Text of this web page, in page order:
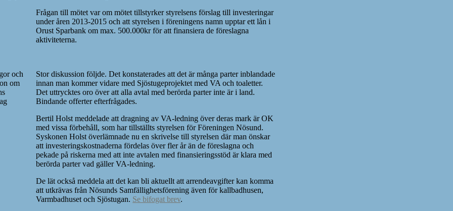
Frågan till mötet var om mötet tillstyrker styrelsens förslag till investeringar
under åren 2013-2015 och att styrelsen i föreningens namn upptar ett lån i
Orust Sparbank om max. 500.000kr för att finansiera de föreslagna
aktiviteterna.
och
om
Stor diskussion följde. Det konstaterades att det är många parter inblandade
innan man kommer vidare med Sjöstugeprojektet med VA och toaletter.
Det uttrycktes oro över att alla avtal med berörda parter inte är i land.
Bindande offerter efterfrågades.
Bertil Holst meddelade att dragning av VA-ledning över deras mark är OK
med vissa förbehåll, som har tillställts styrelsen för Föreningen Nösund.
Syskonen Holst överlämnade nu en skrivelse till styrelsen där man önskar
att investeringskostnaderna fördelas över fler år än de föreslagna och
pekade på riskerna med att inte avtalen med finansieringsstöd är klara med
berörda parter vad gäller VA-ledning.
De lät också meddela att det kan bli aktuellt att arrendeavgifter kan komma
att utkrävas från Nösunds Samfällighetsförening även för kallbadhusen,
Varmbadhuset och Sjöstugan. Se bifogat brev.